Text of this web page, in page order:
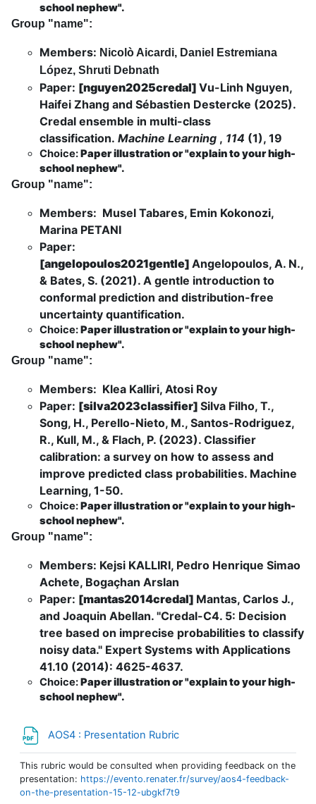
school nephew".
Group "name":
Members: Nicolò Aicardi, Daniel Estremiana
López, Shruti Debnath
Paper: [nguyen2025credal] Vu-Linh Nguyen,
Haifei Zhang and Sébastien Destercke (2025).
Credal ensemble in multi-class
classification. Machine Learning , 114 (1), 19
Choice:Paper illustration or "explain to your high-
school nephew".
Group "name":
Members: Musel Tabares, Emin Kokonozi,
Marina PETANI
Paper:
[angelopoulos2021gentle] Angelopoulos, A. N.,
& Bates, S. (2021). A gentle introduction to
conformal prediction and distribution-free
uncertainty quantification.
Choice:Paper illustration or "explain to your high-
school nephew".
Group "name":
Members: Klea Kalliri, Atosi Roy
Paper: [silva2023classifier] Silva Filho, T.,
Song, H., Perello-Nieto, M., Santos-Rodriguez,
R., Kull, M., & Flach, P. (2023). Classifier
calibration: a survey on how to assess and
improve predicted class probabilities. Machine
Learning, 1-50.
Choice:Paper illustration or "explain to your high-
school nephew".
Group "name":
Members: Kejsi KALLIRI, Pedro Henrique Simao
Achete, Bogaçhan Arslan
Paper: [mantas2014credal] Mantas, Carlos J.,
and Joaquin Abellan. "Credal-C4. 5: Decision
tree based on imprecise probabilities to classify
noisy data." Expert Systems with Applications
41.10 (2014): 4625-4637.
Choice:Paper illustration or "explain to your high-
school nephew".
AOS4 : Presentation Rubric
This rubric would be consulted when providing feedback on the
presentation: https://evento.renater.fr/survey/aos4-feedback-
on-the-presentation-15-12-ubgkf7t9